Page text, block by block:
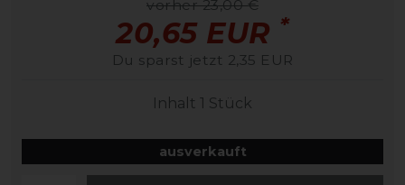
vorher 23,00 €
20,65 EUR *
Du sparst jetzt 2,35 EUR
Inhalt 1 Stück
ausverkauft